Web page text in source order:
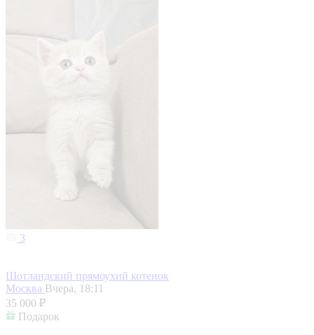
3
Шотландский прямоухий котенок
Москва Вчера, 18:11
35 000 ₽
Подарок